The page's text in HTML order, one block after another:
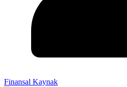
Finansal Kaynak